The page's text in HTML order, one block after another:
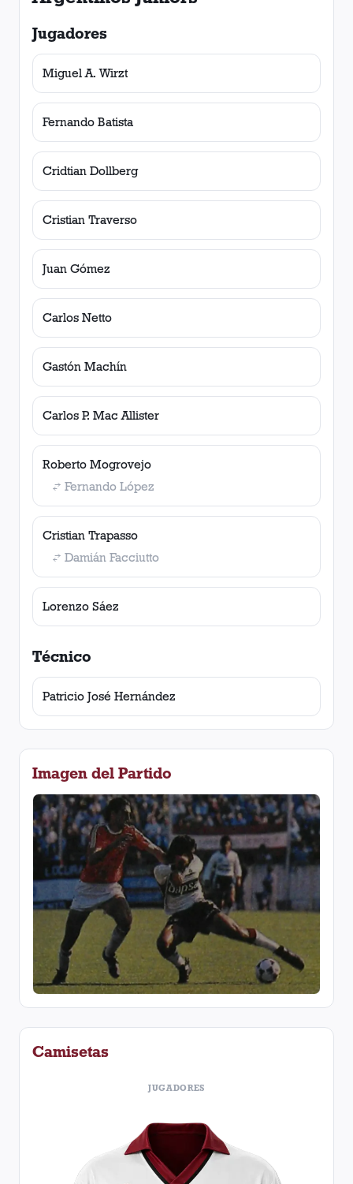
Jugadores
Miguel A. Wirzt
Fernando Batista
Cridtian Dollberg
Cristian Traverso
Juan Gómez
Carlos Netto
Gastón Machín
Carlos P. Mac Allister
Roberto Mogrovejo
Fernando López
Cristian Trapasso
Damián Facciutto
Lorenzo Sáez
Técnico
Patricio José Hernández
Imagen del Partido
Camisetas
JUGADORES